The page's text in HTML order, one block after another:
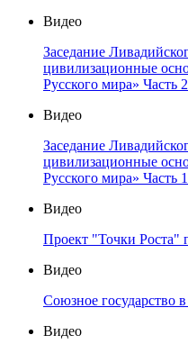
Видео
Заседание
цивилизационные
Русского мира» Часть
Видео
Заседание
цивилизационные
Русского мира» Часть
Видео
Проект "Точки Роста"
Видео
Союзное государство
Видео